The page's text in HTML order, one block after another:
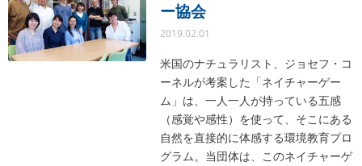
ー協会
米国のナチュラリスト、ジョセフ・コ
ーネルが考案した「ネイチャーゲー
ム」は、一人一人が持っている五感
（感覚や感性）を使って、そこにある
自然を直接的に体感する環境教育プロ
グラム。当団体は、このネイチャーゲ
2019.02.01